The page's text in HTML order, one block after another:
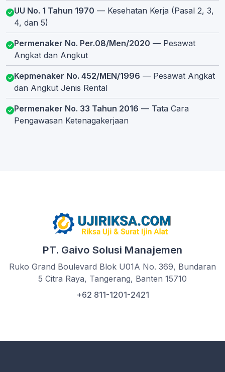
UU No. 1 Tahun 1970 — Kesehatan Kerja (Pasal 2, 3,
4, dan 5)
Permenaker No. Per.08/Men/2020 — Pesawat
Angkat dan Angkut
Kepmenaker No. 452/MEN/1996 — Pesawat Angkat
dan Angkut Jenis Rental
Permenaker No. 33 Tahun 2016 — Tata Cara
Pengawasan Ketenagakerjaan
PT. Gaivo Solusi Manajemen
Ruko Grand Boulevard Blok U01A No. 369, Bundaran
5 Citra Raya, Tangerang, Banten 15710
+62 811-1201-2421